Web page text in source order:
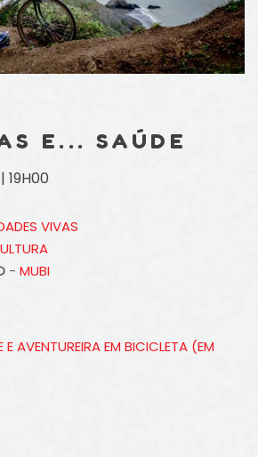
E... SAÚDE
19H00
VIVAS
- MUBI
E AVENTUREIRA EM BICICLETA (EM